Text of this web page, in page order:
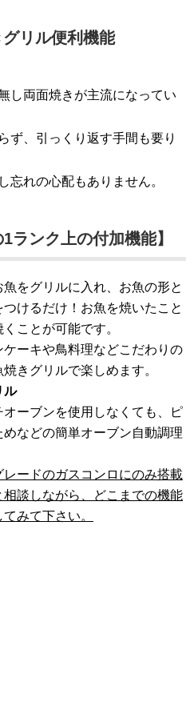
リル便利機能
し両面焼きが主流になってい
ず、引っくり返す手間も要り
忘れの心配もありません。
ランク上の付加機能】
をグリルに入れ、お魚の形と
けるだけ！お魚を焼いたこと
ことが可能です。
ーキや鳥料理などこだわりの
きグリルで楽しめます。
ル
ーブンを使用しなくても、ピ
などの簡単オーブン自動調理
ードのガスコンロにのみ搭載
談しながら、どこまでの機能
みて下さい。